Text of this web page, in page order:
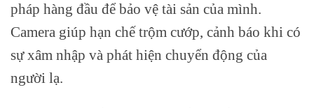
pháp hàng đầu để bảo vệ tài sản của mình.
Camera giúp hạn chế trộm cướp, cảnh báo khi có
sự xâm nhập và phát hiện chuyển động của
người lạ.